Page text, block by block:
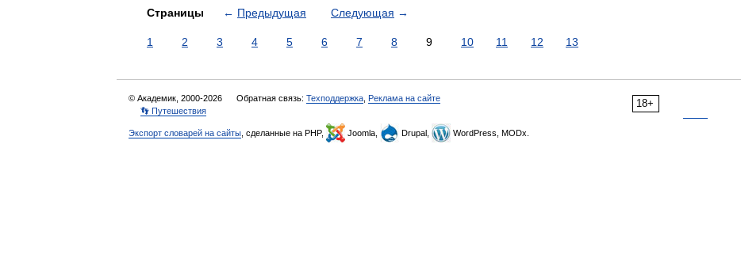
Страницы ← Предыдущая Следующая →
1 2 3 4 5 6 7 8 9 10 11 12 13
18+
© Академик, 2000-2026 Обратная связь: Техподдержка Реклама на сайте
👣 Путешествия
Экспорт словарей на сайты , сделанные на PHP, Joomla, Drupal, WordPress, MODx.